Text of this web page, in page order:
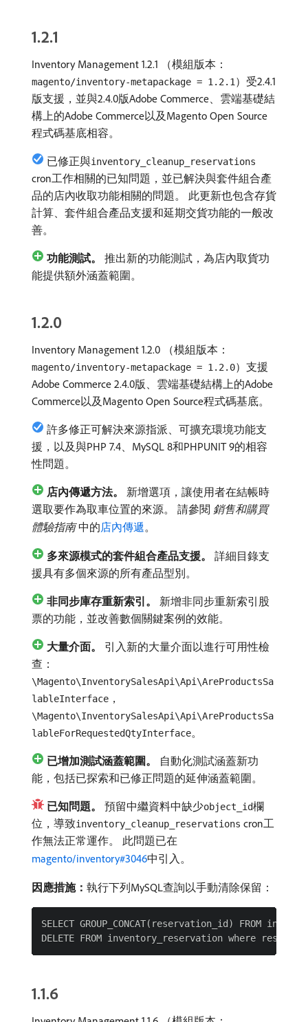
1.2.1
Inventory Management 1.2.1 （模組版本：
magento/inventory-metapackage = 1.2.1 ）受2.4.1
版支援，並與2.4.0版Adobe Commerce、雲端基礎結
構上的Adobe Commerce以及Magento Open Source
程式碼基底相容。
已修正與inventory_cleanup_reservations
cron工作相關的已知問題，並已解決與套件組合產
品的店內收取功能相關的問題。 此更新也包含存貨
計算、套件組合產品支援和延期交貨功能的一般改
善。
功能測試。
推出新的功能測試，為店內取貨功
能提供額外涵蓋範圍。
1.2.0
Inventory Management 1.2.0 （模組版本：
magento/inventory-metapackage = 1.2.0）支援
Adobe Commerce 2.4.0版、雲端基礎結構上的Adobe
Commerce以及Magento Open Source程式碼基底。
許多修正可解決來源指派、可擴充環境功能支
援，以及與PHP 7.4、MySQL 8和PHPUNIT 9的相容
性問題。
店內傳遞方法。
新增選項，讓使用者在結帳時
選取要作為取車位置的來源。 請參閱​ 銷售和購買
體驗指南​中的店內傳遞。
多來源模式的套件組合產品支援。
詳細目錄支
援具有多個來源的所有產品型別。
非同步庫存重新索引。
新增非同步重新索引股
票的功能，並改善數個關鍵案例的效能。
大量介面。
引入新的大量介面以進行可用性檢
查：
\Magento\InventorySalesApi\Api\AreProductsSa
lableInterface ，
\Magento\InventorySalesApi\Api\AreProductsSa
lableForRequestedQtyInterface。
已增加測試涵蓋範圍。
自動化測試涵蓋新功
能，包括已探索和已修正問題的延伸涵蓋範圍。
已知問題。 預留中繼資料中缺少object_id欄
位，導致inventory_cleanup_reservations cron工
作無法正常運作。 此問題已在
magento/inventory#3046中引入。
因應措施： ​執行下列MySQL查詢以手動清除保留：
SELECT GROUP_CONCAT(reservation_id) FROM
1.1.6